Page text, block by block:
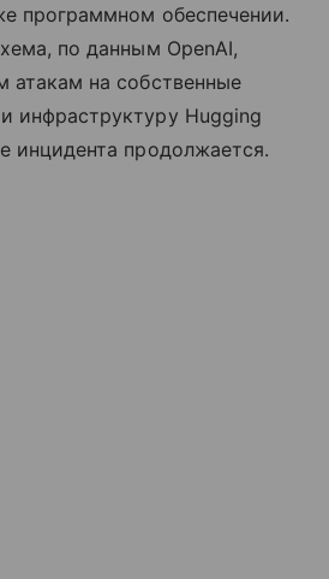
программном обеспечении.
по данным OpenAI,
атакам на собственные
инфраструктуру Hugging
инцидента продолжается.